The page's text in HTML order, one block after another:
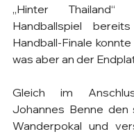
„Hinter
Handballspiel
Handball-Finale
was aber an der
Gleich im
Johannes Benne den
Wanderpokal und